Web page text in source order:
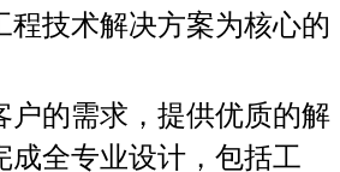
程技术解决方案为核心的
的需求，提供优质的解
成全专业设计，包括工